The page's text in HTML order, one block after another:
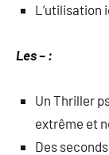
L’utilisation
Les – :
Un Thriller
extrême et
Des